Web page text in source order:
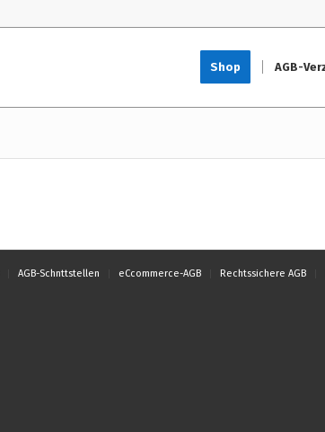
Shop AGB-
AGB-Schnttstellen eCcommerce-AGB Rechtssichere AGB